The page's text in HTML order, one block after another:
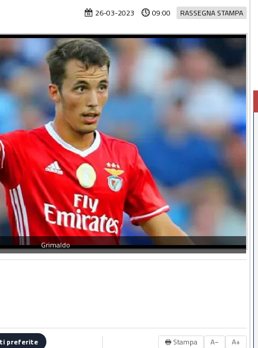
RASSEGNA STAMPA
26-03-2023 09:00
Grimaldo
preferite 🖶 Stampa A− A+